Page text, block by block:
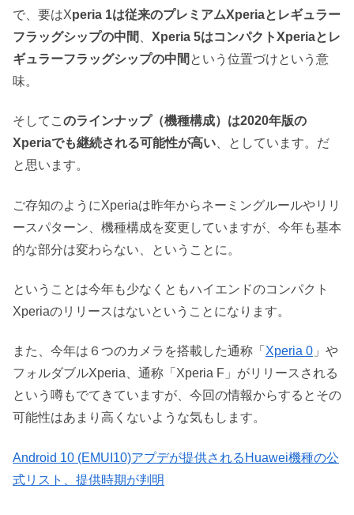
で、要はXperia 1は従来のプレミアムXperiaとレギュラー
フラッグシップの中間
Xperia 5はコンパクトXperiaとレ
ギュラーフラッグシップの中間 という位置づけという意
味。
そしてこ のラインナップ（機種構成）は2020年版の
Xperiaでも継続される可能性が高い 、としています。だ
と思います。
ご存知のようにXperiaは昨年からネーミングルールやリリ
ースパターン、機種構成を変更していますが、今年も基本
的な部分は変わらない、ということに。
ということは今年も少なくともハイエンドのコンパクト
Xperiaのリリースはないということになります。
また、今年は６つのカメラを搭載した通称「 Xperia 0 」や
フォルダブルXperia、通称「Xperia F」がリリースされる
という噂もでてきていますが、今回の情報からするとその
可能性はあまり高くないような気もします。
Android 10 (EMUI10)アプデが提供されるHuawei機種の公
式リスト、提供時期が判明